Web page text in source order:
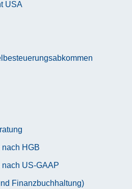
USA
HGB
US-GAAP
Finanzbuchhaltung)